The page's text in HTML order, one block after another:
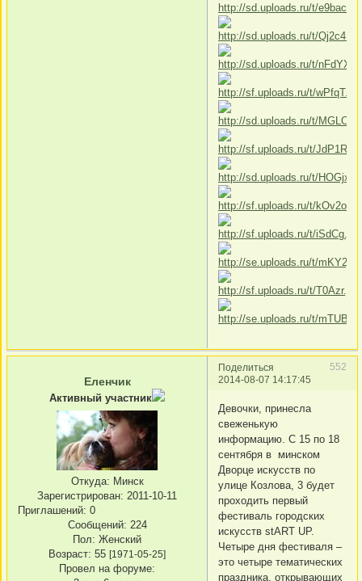
Поделиться
552
2014-08-07 14:17:45
Еленчик
Активный участник
Откуда: Минск
Зарегистрирован: 2011-10-11
Приглашений: 0
Сообщений: 224
Пол: Женский
Возраст: 55 [1971-05-25]
Провел на форуме:
Девочки, принесла
свеженькую
информацию. С 15 по 18
сентября в минском
Дворце искусств по
улице Козлова, 3 будет
проходить первый
фестиваль городских
искусств stART UP.
Четыре дня фестиваля –
это четыре тематических
праздника, открывающих